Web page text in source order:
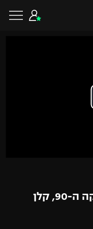
צפו בתקציר: בולטר כבש בדקה ה-90, קלן